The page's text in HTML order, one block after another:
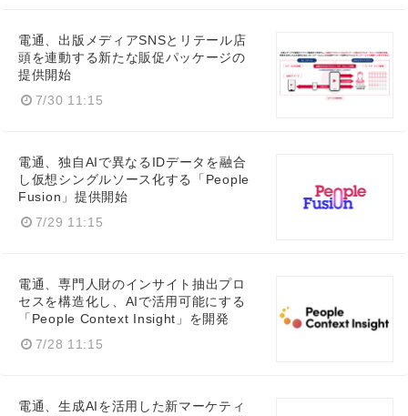
電通、出版メディアSNSとリテール店
頭を連動する新たな販促パッケージの
提供開始
7/30 11:15
電通、独自AIで異なるIDデータを融合
し仮想シングルソース化する「People
Fusion」提供開始
7/29 11:15
電通、専門人財のインサイト抽出プロ
セスを構造化し、AIで活用可能にする
「People Context Insight」を開発
7/28 11:15
電通、生成AIを活用した新マーケティ